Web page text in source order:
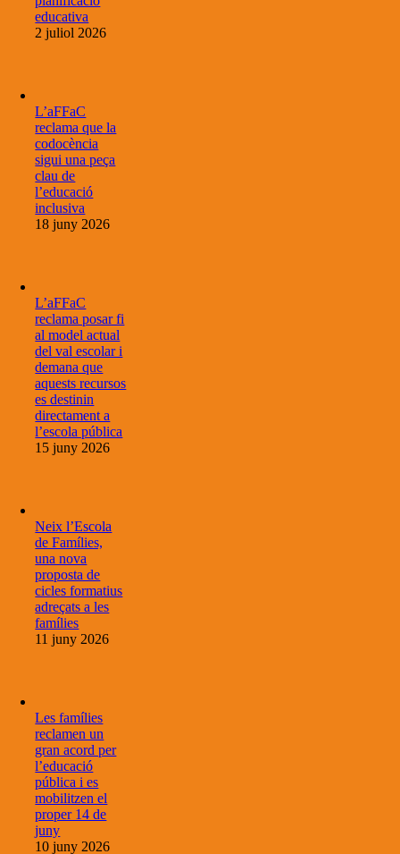
educativa
2 juliol 2026
L’aFFaC
reclama que la
codocència
sigui una peça
clau de
l’educació
inclusiva
18 juny 2026
L’aFFaC
reclama posar fi
al model actual
del val escolar i
demana que
aquests recursos
es destinin
directament a
l’escola pública
15 juny 2026
Neix l’Escola
de Famílies,
una nova
proposta de
cicles formatius
adreçats a les
famílies
11 juny 2026
Les famílies
reclamen un
gran acord per
l’educació
pública i es
mobilitzen el
proper 14 de
juny
10 juny 2026